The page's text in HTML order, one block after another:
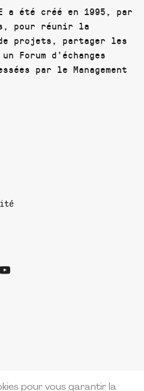
a été créé en 1995, par
pour réunir la
de projets, partager les
Forum d'échanges
par le Management
pour vous garantir la